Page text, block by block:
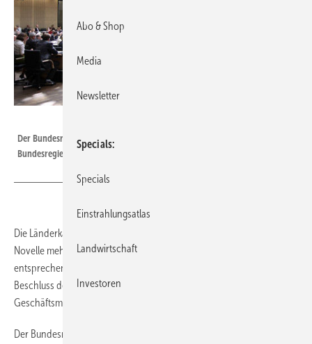
Der Bundesrat hat klar gemacht, dass die EEG-Novelle nicht wie von der
Bundesregierung geplant durchgehen wird.
Die Länderkammer hat in der ersten Beratung zur geplanten EEG-
Novelle mehrheitlich gegen den Gesetzentwurf votiert und fordert
entsprechende Änderungen ein. Für die Photovoltaikbranche ist der
Beschluss des Bundesrates ein gutes Zeichen, dass ihr das
Geschäftsmodell Eigenverbrauch erhalten bleibt.
Der Bundesrat hat sich mehrheitlich und parteiübergreifend
Abo & Shop
Media
Newsletter
Specials
Specials
Einstrahlungsatlas
Landwirtschaft
Investoren